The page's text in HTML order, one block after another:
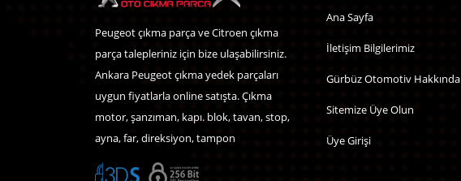
Peugeot çıkma parça ve Citroen çıkma
parça talepleriniz için bize ulaşabilirsiniz.
Ankara Peugeot çıkma yedek parçaları
uygun fiyatlarla online satışta. Çıkma
motor, şanzıman, kapı. blok, tavan, stop,
ayna, far, direksiyon, tampon
Ana Sayfa
İletişim Bilgilerimiz
Gürbüz Otomotiv Hakkında
Sitemize Üye Olun
Üye Girişi